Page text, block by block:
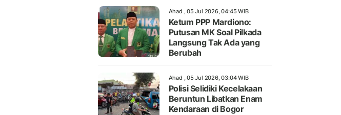
Ahad , 05 Jul 2026, 04:45 WIB
Ketum PPP Mardiono:
Putusan MK Soal Pilkada
Langsung Tak Ada yang
Berubah
Ahad , 05 Jul 2026, 03:04 WIB
Polisi Selidiki Kecelakaan
Beruntun Libatkan Enam
Kendaraan di Bogor